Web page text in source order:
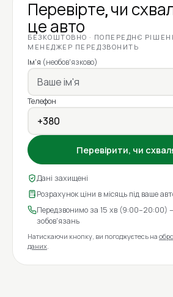
Перевірте, чи
це авто
БЕЗКОШТОВНО · ПОПЕРЕДНЄ
МЕНЕДЖЕР ПЕРЕДЗВОНИТЬ
Ім'я (необов'язково)
Телефон
Перевірити, чи
Дані захищені
Розрахунок ціни в місяць під ваше
Передзвонимо за 15 хв (9:00–20:00)
зобов'язань
Натискаючи кнопку, ви погоджуєтесь на
даних.